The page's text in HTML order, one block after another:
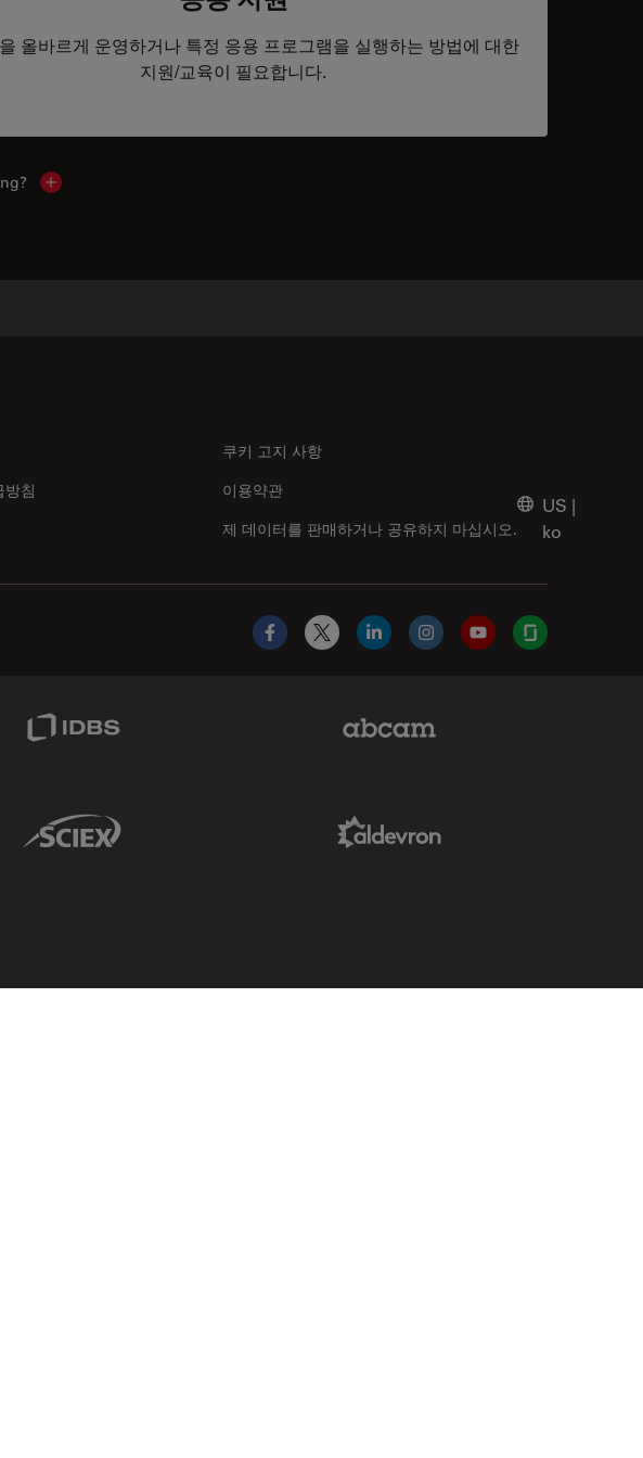
올바르게 운영하거나 특정 응용 프로그램을 실행하는 방법에 대한
지원/교육이 필요합니다.
Show local contacts
쿠키 고지 사항
방침
제 데이터를 판매하거나 공유하지 마십시오.
이용약관
US |
ko
Facebook
X LinkedInInstagramYouTubeGlassdoor
Sciex Link